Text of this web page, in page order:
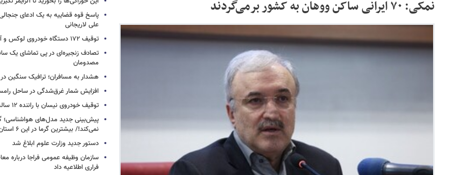
نمکی: ۷۰ ایرانی ساکن ووهان به کشور برمی‌گردند
پاسخ قوه قضاییه به یک ادعای
علی لاریجانی
توقیف ۱۷۲ دستگاه خودروی لوکس و آپارتمان
تصادف زنجیره‌ای در پی تماشای یک
مصدومان
هشدار به مسافران؛ ترافیک سنگین
افزایش شمار غرق‌شدگی در ساحل
توقیف خودروی نیسان با راننده ۱۲ ساله در این جاده
پیش‌بینی جدید مدل‌های هواشناسی؛
نمی‌کند!/ بیشترین گرما در این ۶ استان
دستور جدید وزارت علوم ابلاغ شد
سازمان وظیفه عمومی فراجا درباره
فراری اطلاعیه داد